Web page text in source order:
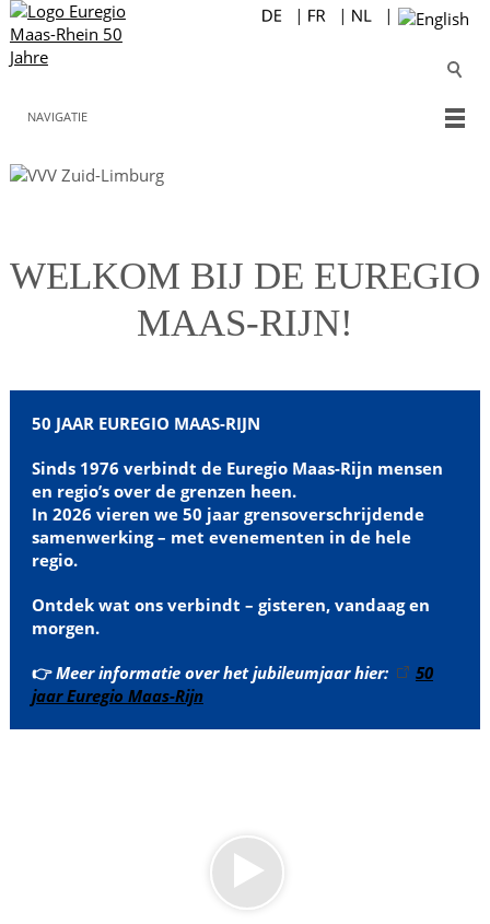
NAVIGATIE
verbindt
WELKOM BIJ DE EUREGIO
MAAS-RIJN!
50 JAAR EUREGIO MAAS-RIJN
Sinds 1976 verbindt de Euregio Maas-Rijn mensen
en regio’s over de grenzen heen.
In 2026 vieren we 50 jaar grensoverschrijdende
samenwerking – met evenementen in de hele
regio.
Ontdek wat ons verbindt – gisteren, vandaag en
morgen.
👉Meer informatie over het jubileumjaar hier:
50
jaar Euregio Maas-Rijn